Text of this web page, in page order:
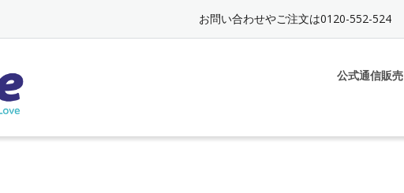
お問い合わせやご注文は0120-552-524
公式通信販売